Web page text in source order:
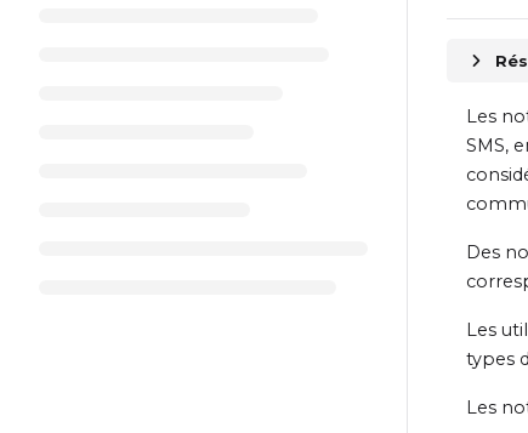
Les
SMS,
Des
Les
types
Les